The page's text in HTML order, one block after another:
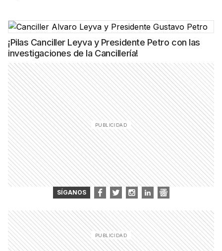
¡Pilas Canciller Leyva y Presidente Petro con las
investigaciones de la Cancillería!
SÍGANOS